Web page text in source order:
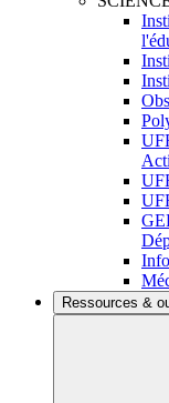
Ressources &